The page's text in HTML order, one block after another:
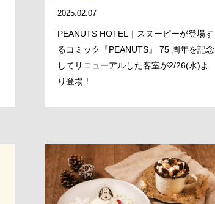
2025.02.07
PEANUTS HOTEL｜スヌーピーが登場す
るコミック『PEANUTS』 75 周年を記念
してリニューアルした客室が2/26(水)よ
り登場！